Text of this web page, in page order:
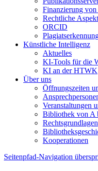
Finanzierung von
Rechtliche
ORCID
Künstliche Intelligenz
Aktuelles
KI-Tools für die
KI an der HTWK
Über uns
Öffnungszeiten
Veranstaltungen
Bibliothek von A
Rechtsgrundlagen
Kooperationen
Seitenpfad-Navigation